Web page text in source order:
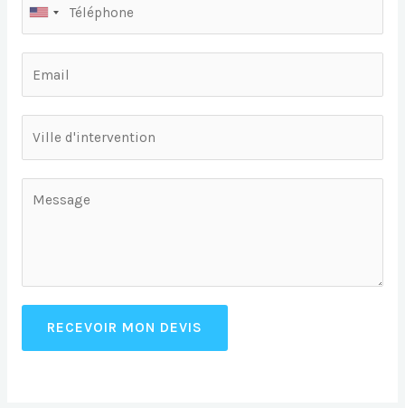
RECEVOIR MON DEVIS